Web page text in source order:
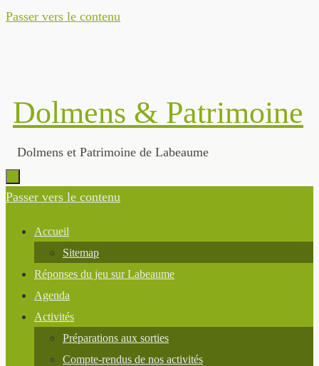
Passer vers le contenu
Dolmens & Patrimoine
Dolmens et Patrimoine de Labeaume
Passer vers le contenu
Accueil
Sitemap
Réponses du jeu sur Labeaume
Agenda
Activités
Préparations aux sorties
Compte-rendus de nos activités